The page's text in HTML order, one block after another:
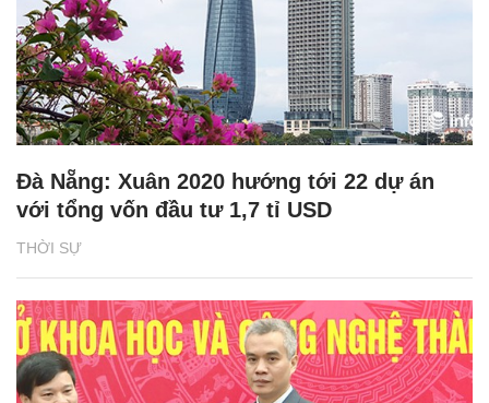
THỜI SỰ
Đà Nẵng: Xuân 2020 hướng tới 22 dự án
với tổng vốn đầu tư 1,7 tỉ USD